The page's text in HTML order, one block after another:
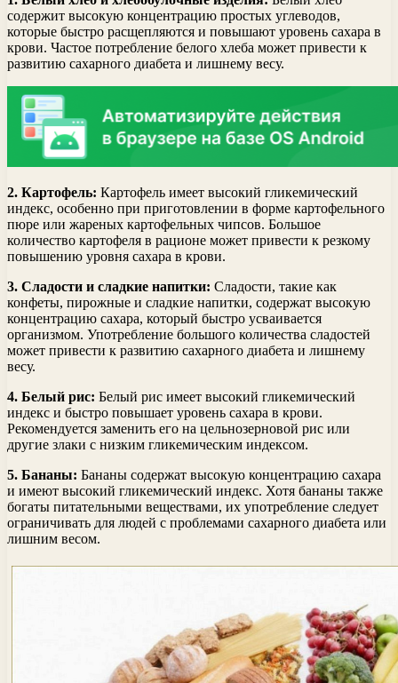
содержит высокую концентрацию простых углеводов,
которые быстро расщепляются и повышают уровень сахара в
крови. Частое потребление белого хлеба может привести к
развитию сахарного диабета и лишнему весу.
2. Картофель: Картофель имеет высокий гликемический
индекс, особенно при приготовлении в форме картофельного
пюре или жареных картофельных чипсов. Большое
количество картофеля в рационе может привести к резкому
повышению уровня сахара в крови.
3. Сладости и сладкие напитки: Сладости, такие как
конфеты, пирожные и сладкие напитки, содержат высокую
концентрацию сахара, который быстро усваивается
организмом. Употребление большого количества сладостей
может привести к развитию сахарного диабета и лишнему
весу.
4. Белый рис: Белый рис имеет высокий гликемический
индекс и быстро повышает уровень сахара в крови.
Рекомендуется заменить его на цельнозерновой рис или
другие злаки с низким гликемическим индексом.
5. Бананы: Бананы содержат высокую концентрацию сахара
и имеют высокий гликемический индекс. Хотя бананы также
богаты питательными веществами, их употребление следует
ограничивать для людей с проблемами сахарного диабета или
лишним весом.